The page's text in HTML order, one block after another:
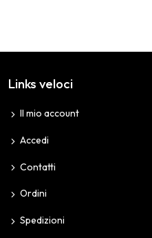
Links veloci
Il mio account
Accedi
Contatti
Ordini
Spedizioni